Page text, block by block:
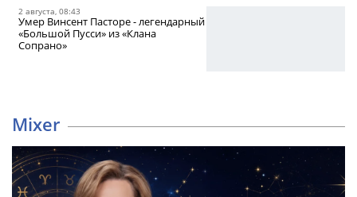
2 августа, 08:43
Умер Винсент Пасторе - легендарный
«Большой Пусси» из «Клана
Сопрано»
Mixer